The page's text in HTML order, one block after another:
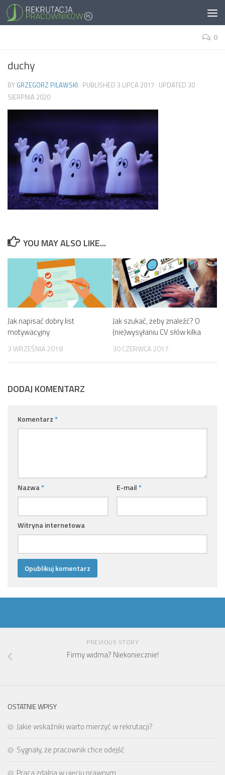
0
duchy
BY GRZEGORZ PILAWSKI · PUBLISHED 3 LIPCA 2017 · UPDATED 30
SIERPNIA 2020
YOU MAY ALSO LIKE...
Jak napisać dobry list
motywacyjny
3 WRZEŚNIA 2018
Jak szukać, żeby znaleźć? O
(nie)wysyłaniu CV słów kilka
30 CZERWCA 2017
DODAJ KOMENTARZ
Komentarz *
Nazwa * E-mail *
Witryna internetowa
PREVIOUS STORY
Firmy widma? Niekoniecznie!
OSTATNIE WPISY
Jakie wskaźniki warto mierzyć w rekrutacji?
Sygnały, że pracownik chce odejść